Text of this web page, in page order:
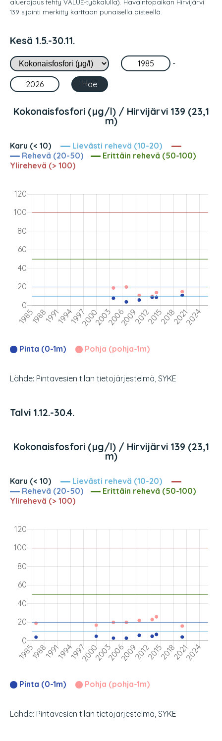
aluerajaus tehty VALUE-työkalulla). Havaintopaikan Hirvijärvi
139 sijainti merkitty karttaan punaisella pisteellä.
Kesä 1.5.-30.11.
-
Kokonaisfosfori (µg/l) / Hirvijärvi 139 (23,1
m)
Karu (< 10)
Lievästi rehevä (10-20)
Rehevä (20-50)
Erittäin rehevä (50-100)
Ylirehevä (> 100)
Pinta (0-1m) Pohja (pohja-1m)
Lähde: Pintavesien tilan tietojärjestelmä, SYKE
Talvi 1.12.-30.4.
Kokonaisfosfori (µg/l) / Hirvijärvi 139 (23,1
m)
Karu (< 10)
Lievästi rehevä (10-20)
Rehevä (20-50)
Erittäin rehevä (50-100)
Ylirehevä (> 100)
Pinta (0-1m) Pohja (pohja-1m)
Lähde: Pintavesien tilan tietojärjestelmä, SYKE